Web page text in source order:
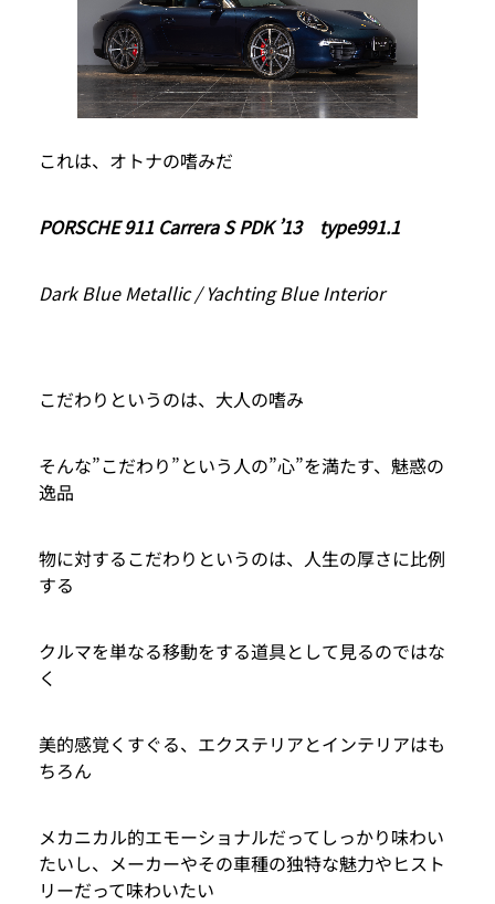
これは、オトナの嗜みだ
PORSCHE 911 Carrera S PDK ’13 type991.1
Dark Blue Metallic / Yachting Blue Interior
こだわりというのは、大人の嗜み
そんな”こだわり”という人の”心”を満たす、魅惑の
逸品
物に対するこだわりというのは、人生の厚さに比例
する
クルマを単なる移動をする道具として見るのではな
く
美的感覚くすぐる、エクステリアとインテリアはも
ちろん
メカニカル的エモーショナルだってしっかり味わい
たいし、メーカーやその車種の独特な魅力やヒスト
リーだって味わいたい